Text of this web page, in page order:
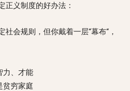
正义制度的好办法：
会规则，但你戴着一层“幕布“，
力、才能
贫穷家庭